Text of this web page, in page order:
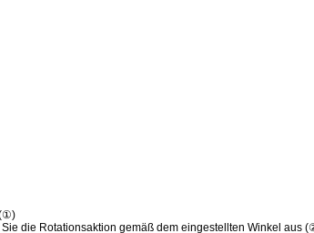
die Rotationsaktion gemäß dem eingestellten Winkel aus